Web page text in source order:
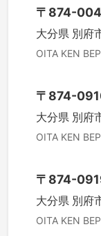
〒 874-
大分県 別府
OITA KEN
〒 874-
大分県 別府
OITA KEN
〒 874-
大分県 別府
OITA KEN